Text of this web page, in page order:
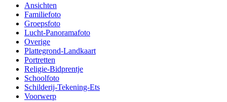
Ansichten
Familiefoto
Groepsfoto
Lucht-Panoramafoto
Overige
Plattegrond-Landkaart
Portretten
Religie-Bidprentje
Schoolfoto
Schilderij-Tekening-Ets
Voorwerp